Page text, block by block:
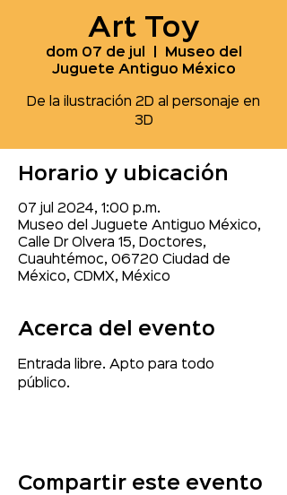
Art Toy
dom 07 de jul
Museo del
Juguete Antiguo México
De la ilustración 2D al personaje en
3D
Horario y ubicación
07 jul 2024, 1:00 p.m.
Museo del Juguete Antiguo México,
Calle Dr Olvera 15, Doctores,
Cuauhtémoc, 06720 Ciudad de
México, CDMX, México
Acerca del evento
Entrada libre. Apto para todo
público.
Compartir este evento